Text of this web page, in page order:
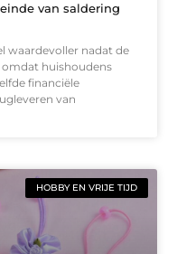
van saldering
waardevoller nadat de
omdat huishoudens
financiële
van
HOBBY EN VRIJE TIJD